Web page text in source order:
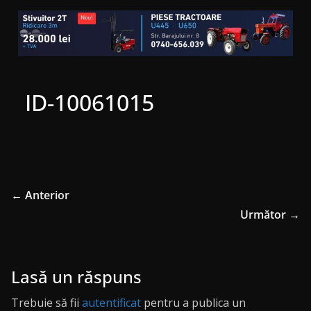
ID-10061015
← Anterior
Următor →
Lasă un răspuns
Trebuie să fii autentificat pentru a publica un